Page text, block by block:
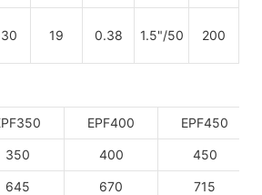
19 0.38 1.5"/50 200
EPF400 EPF450
350 400 450
645 670 715